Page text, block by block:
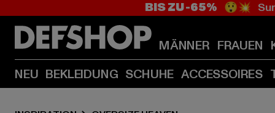
BIS ZU -65% 😲💥
MÄNNER FRAUEN
NEU BEKLEIDUNG SCHUHE ACCESSOIRES